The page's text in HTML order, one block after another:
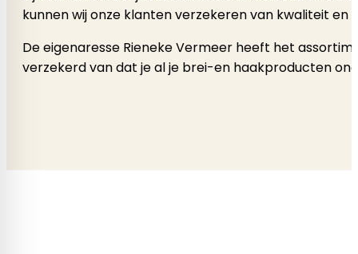
kunnen wij onze klanten verzekeren van kwaliteit en
De eigenaresse Rieneke Vermeer heeft het
verzekerd van dat je al je brei-en haakproducten